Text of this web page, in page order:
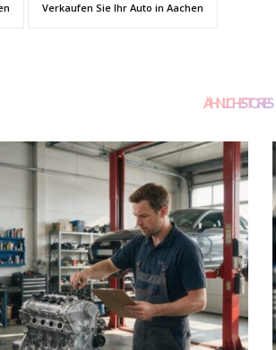
Verkaufen Sie Ihr Auto in Aachen
ÄHNLICHE STORIES